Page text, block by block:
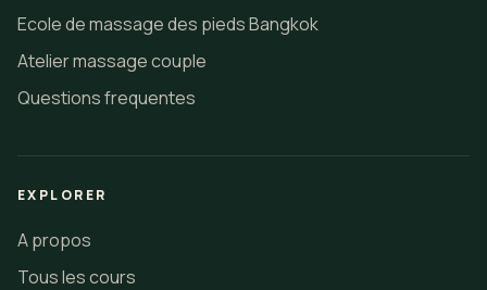
Ecole de massage des pieds Bangkok
Atelier massage couple
Questions frequentes
EXPLORER
A propos
Tous les cours